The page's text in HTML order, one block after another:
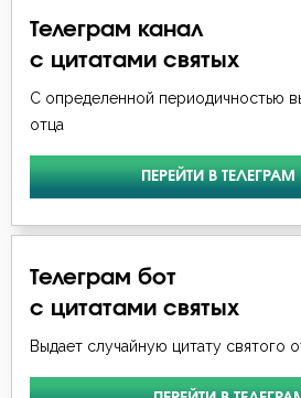
Подвиг
Причастие
Раскаяние
Самолюбие
Сердце
Смертная память
Телеграм канал
с цитатами святых
С определенной периодичностью
отца
ПЕРЕЙТИ В
Телеграм бот
с цитатами святых
Выдает случайную цитату святого